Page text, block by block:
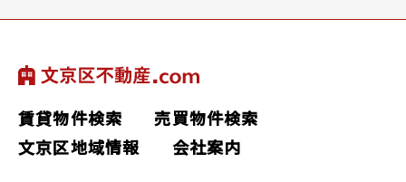
賃貸物件検索
売買物件検索
文京区地域情報
会社案内